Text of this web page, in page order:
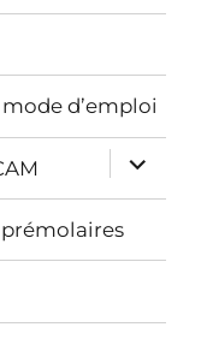
le
d’emploi
ouvrir
le
sous-
prémolaires